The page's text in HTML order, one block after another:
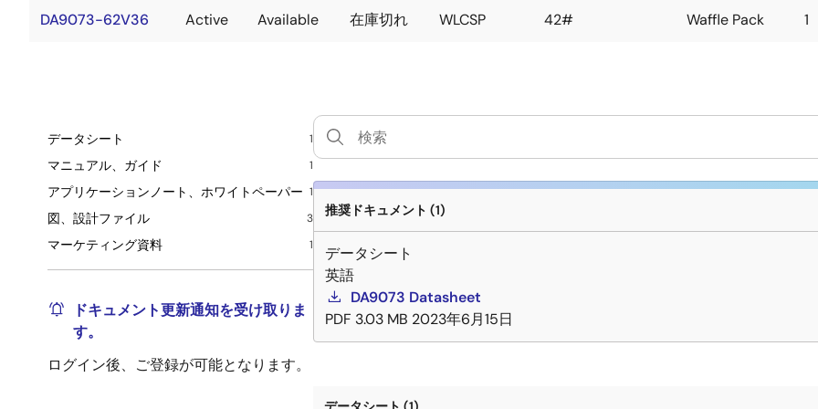
DA9073-62V36 Active Available 在庫切れ WLCSP 42# Waffle Pack 1
データシート 1
マニュアル、ガイド 1
アプリケーションノート、ホワイトペーパー 1
図、設計ファイル 3
マーケティング資料 1
ドキュメント更新通知を受け取りま
す。
ログイン後、ご登録が可能となります。
推奨ドキュメント (1)
データシート
英語
DA9073 Datasheet
PDF 3.03 MB 2023年6月15日